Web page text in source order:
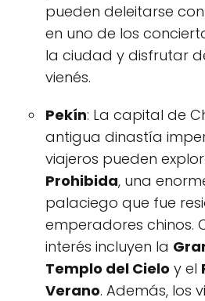
pueden deleitarse
en uno de los
la ciudad y disfrutar
vienés.
Pekín: La capital de
antigua dinastía
viajeros pueden
Prohibida, una
palaciego que fue
emperadores chinos.
interés incluyen la
Templo del Cielo y el
Verano. Además, los